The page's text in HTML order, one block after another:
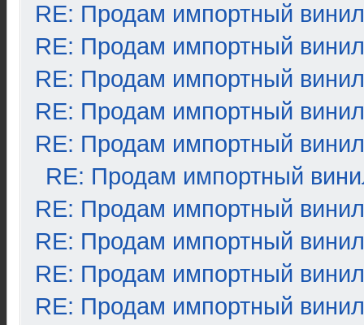
RE: Продам импортный винил
RE: Продам импортный винил
RE: Продам импортный винил
RE: Продам импортный винил
RE: Продам импортный винил
RE: Продам импортный
RE: Продам импортный винил
RE: Продам импортный винил
RE: Продам импортный винил
RE: Продам импортный винил